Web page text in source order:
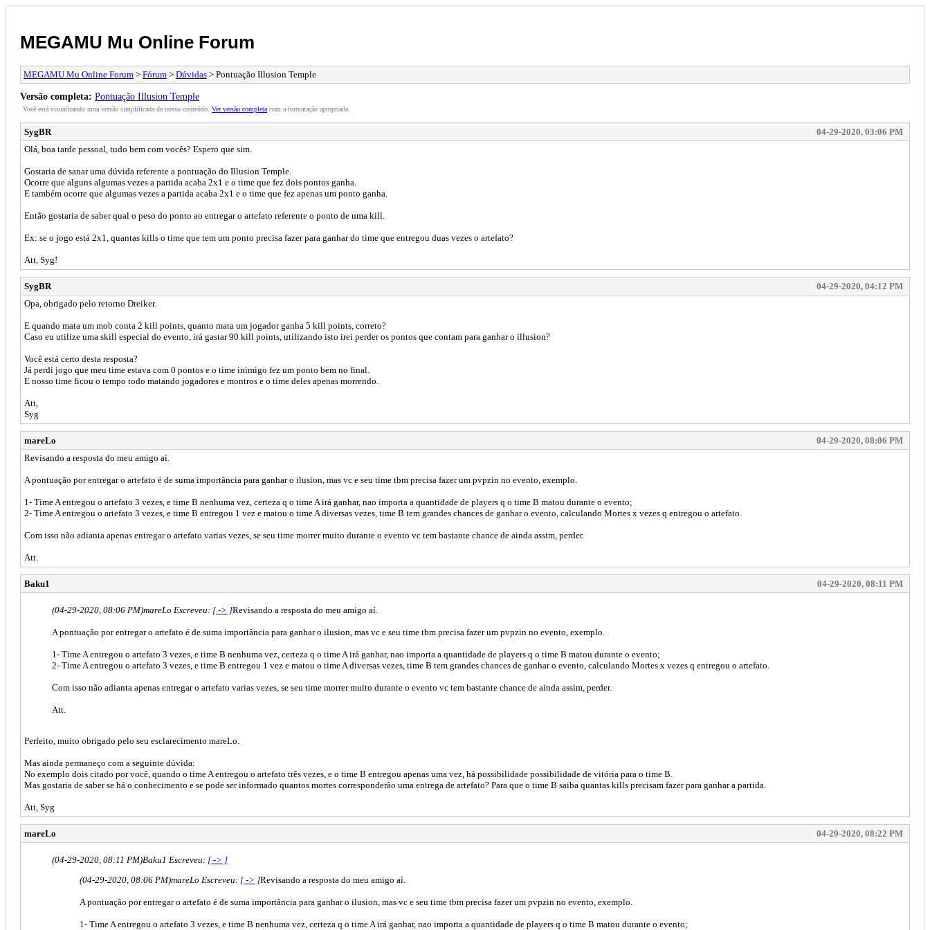
MEGAMU Mu Online Forum
MEGAMU Mu Online Forum > Fórum > Dúvidas > Pontuação Illusion Temple
Versão completa: Pontuação Illusion Temple
Você está visualizando uma versão simplificada de nosso conteúdo. Ver versão completa com a formatação apropriada.
SygBR
04-29-2020, 03:06 PM
Olá, boa tarde pessoal, tudo bem com vocês? Espero que sim.
Gostaria de sanar uma dúvida referente a pontuação do Illusion Temple.
Ocorre que alguns algumas vezes a partida acaba 2x1 e o time que fez dois pontos ganha.
E também ocorre que algumas vezes a partida acaba 2x1 e o time que fez apenas um ponto ganha.
Então gostaria de saber qual o peso do ponto ao entregar o artefato referente o ponto de uma kill.
Ex: se o jogo está 2x1, quantas kills o time que tem um ponto precisa fazer para ganhar do time que entregou duas vezes o artefato?
Att, Syg!
SygBR
04-29-2020, 04:12 PM
Opa, obrigado pelo retorno Dreiker.
E quando mata um mob conta 2 kill points, quanto mata um jogador ganha 5 kill points, correto?
Caso eu utilize uma skill especial do evento, irá gastar 90 kill points, utilizando isto irei perder os pontos que contam para ganhar o illusion?
Você está certo desta resposta?
Já perdi jogo que meu time estava com 0 pontos e o time inimigo fez um ponto bem no final.
E nosso time ficou o tempo todo matando jogadores e montros e o time deles apenas morrendo.
Att,
Syg
mareLo
04-29-2020, 08:06 PM
Revisando a resposta do meu amigo aí.
A pontuação por entregar o artefato é de suma importância para ganhar o ilusion, mas vc e seu time tbm precisa fazer um pvpzin no evento, exemplo.
1- Time A entregou o artefato 3 vezes, e time B nenhuma vez, certeza q o time A irá ganhar, nao importa a quantidade de players q o time B matou durante o evento;
2- Time A entregou o artefato 3 vezes, e time B entregou 1 vez e matou o time A diversas vezes, time B tem grandes chances de ganhar o evento, calculando Mortes x vezes q entregou o artefato.
Com isso não adianta apenas entregar o artefato varias vezes, se seu time morrer muito durante o evento vc tem bastante chance de ainda assim, perder.
Att.
Baku1 04-29-2020, 08:11 PM
(04-29-2020, 08:06 PM)mareLo Escreveu: [ -> ]Revisando a resposta do meu amigo aí.
A pontuação por entregar o artefato é de suma importância para ganhar o ilusion, mas vc e seu time tbm precisa fazer um pvpzin no evento, exemplo.
1- Time A entregou o artefato 3 vezes, e time B nenhuma vez, certeza q o time A irá ganhar, nao importa a quantidade de players q o time B matou durante o evento;
2- Time A entregou o artefato 3 vezes, e time B entregou 1 vez e matou o time A diversas vezes, time B tem grandes chances de ganhar o evento, calculando Mortes x vezes q entregou o artefato.
Com isso não adianta apenas entregar o artefato varias vezes, se seu time morrer muito durante o evento vc tem bastante chance de ainda assim, perder.
Att.
Perfeito, muito obrigado pelo seu esclarecimento mareLo.
Mas ainda permaneço com a seguinte dúvida:
No exemplo dois citado por você, quando o time A entregou o artefato três vezes, e o time B entregou apenas uma vez, há possibilidade possibilidade de vitória para o time B.
Mas gostaria de saber se há o conhecimento e se pode ser informado quantos mortes corresponderão uma entrega de artefato? Para que o time B saiba quantas kills precisam fazer para ganhar a partida.
Att, Syg
mareLo 04-29-2020, 08:22 PM
(04-29-2020, 08:11 PM)Baku1 Escreveu: [ -> ]
(04-29-2020, 08:06 PM)mareLo Escreveu: [ -> ]Revisando a resposta do meu amigo aí.
A pontuação por entregar o artefato é de suma importância para ganhar o ilusion, mas vc e seu time tbm precisa fazer um pvpzin no evento, exemplo.
1- Time A entregou o artefato 3 vezes, e time B nenhuma vez, certeza q o time A irá ganhar, nao importa a quantidade de players q o time B matou durante o evento;